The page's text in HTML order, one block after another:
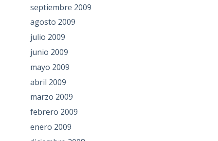
septiembre 2009
agosto 2009
julio 2009
junio 2009
mayo 2009
abril 2009
marzo 2009
febrero 2009
enero 2009